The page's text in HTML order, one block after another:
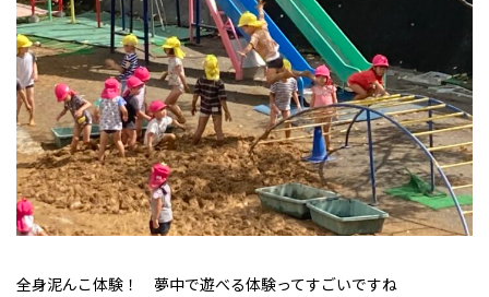
全身泥んこ体験！ 夢中で遊べる体験ってすごいですね